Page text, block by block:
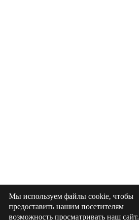
+7 (993) 477-18-57
Мы используем файлы cookie, чтобы
предоставить нашим посетителям
возможность просматривать наш сайт.